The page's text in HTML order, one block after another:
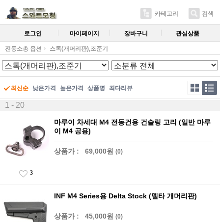
카테고리 검색
로그인 마이페이지 장바구니 관심상품
전동소총 옵션 스톡(개머리판),조준기
최신순 낮은가격 높은가격 상품명 최다리뷰
1 - 20
마루이 차세대 M4 전동건용 건슬링 고리 (일반 마루
이 M4 공용)
상품가 : 69,000원 (0)
3
INF M4 Series용 Delta Stock (델타 개머리판)
상품가 : 45,000원 (0)